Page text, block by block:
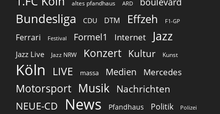
altes pfandhaus ARD
Bundesliga CDU DTM Effzeh F1-GP
Ferrari Festival Formel1 Internet Jazz
Jazz Live Jazz NRW Konzert Kultur Kunst
Köln LIVE massa Medien Mercedes
Motorsport Musik Nachrichten
NEUE-CD
News Pfandhaus Politik Polizei